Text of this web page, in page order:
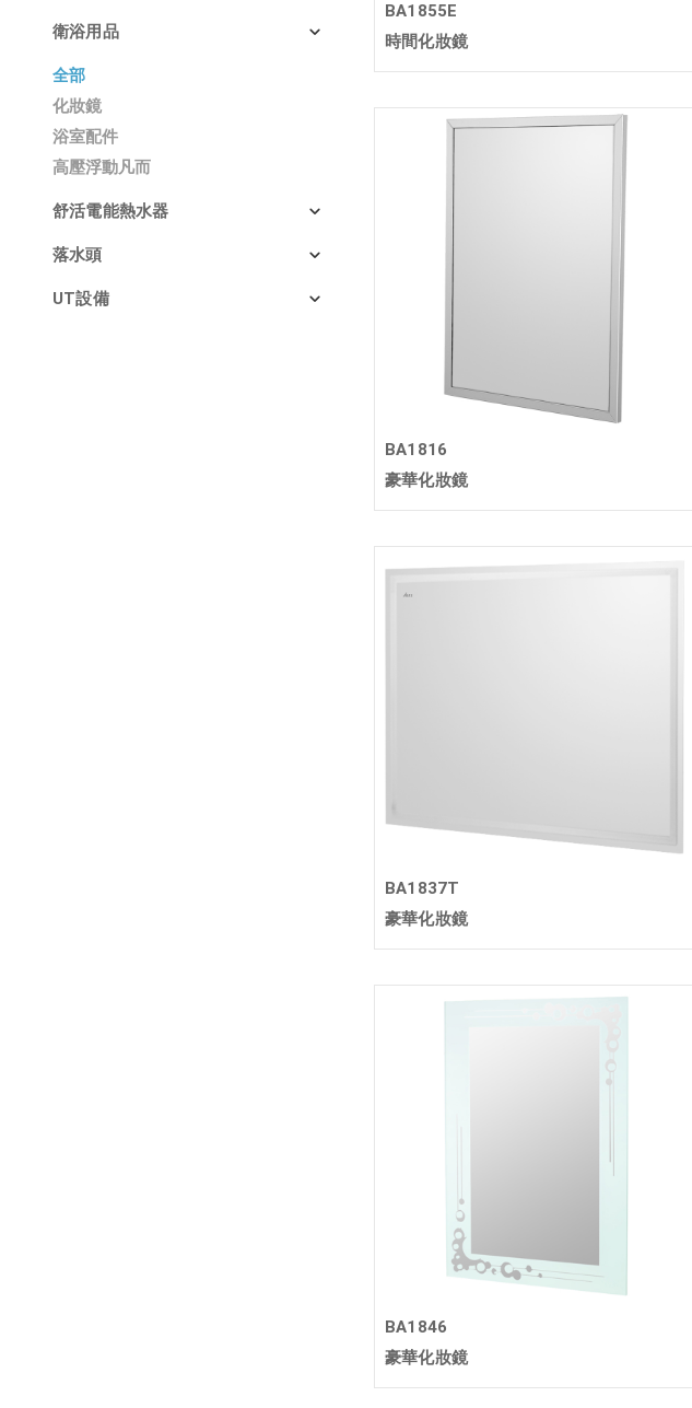
衛浴用品
全部
化妝鏡
浴室配件
高壓浮動凡而
舒活電能熱水器
落水頭
UT設備
BA1855E
時間化妝鏡
BA1816
豪華化妝鏡
BA1837T
豪華化妝鏡
BA1846
豪華化妝鏡